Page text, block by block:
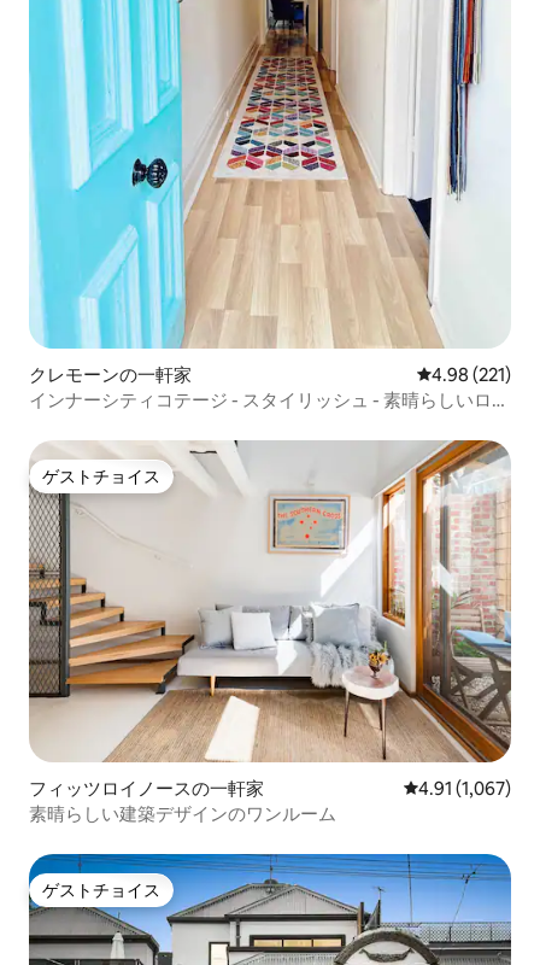
クレモーンの一軒家 レビュー221
4.98 (221)
インナーシティコテージ - スタイリッシュ - 素晴らしいロケ
ゲストチョイス
ゲストチョイス
フィッツロイノースの一軒家 レビュー1,067
4.91 (1,067)
素晴らしい建築デザインのワンルーム
ゲストチョイス
ゲストチョイス